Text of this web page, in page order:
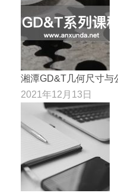
湘潭GD&T几何尺寸与
2021年12月13日